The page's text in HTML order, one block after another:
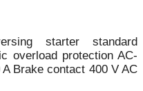
starter standard
overload protection AC-
Brake contact 400 V AC